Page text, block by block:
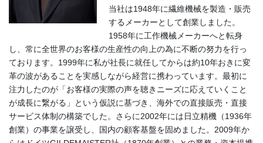
当社は1948年に繊維機械を製造・販売
するメーカーとして創業しました。
1958年に工作機械メーカーへと転身
し、常に全世界のお客様の生産性の向上の為に不断の努力を行っ
ております。1999年に私が社長に就任してからは約10年おきに変
革の波があることを実感しながら経営に携わっています。最初に
注力したのが「お客様の実際の声を聴きニーズに応えていくこと
が成長に繋がる」という仮説に基づき、海外での直接販売・直接
サービス体制の構築でした。さらに2002年には日立精機（1936年
創業）の事業を譲受し、国内の顧客基盤を固めました。2009年か